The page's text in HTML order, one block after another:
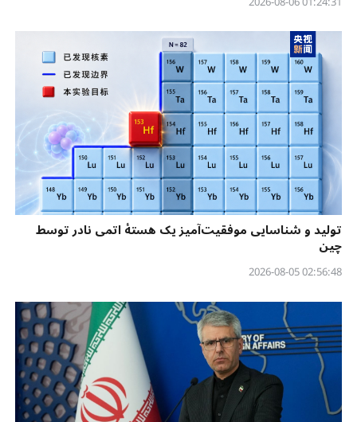
تولید و شناسایی موفقیت‌آمیز یک هستهٔ اتمی نادر توسط
چین
02:56:48 2026-08-05